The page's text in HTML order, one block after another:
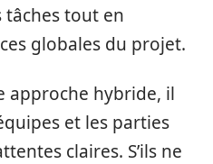
tout en
globales du projet.
approche hybride, il
et les parties
claires. S’ils ne